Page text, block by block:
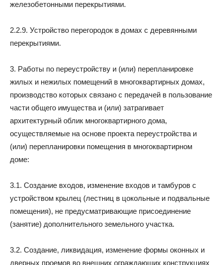
железобетонными перекрытиями.
2.2.9. Устройство перегородок в домах с деревянными
перекрытиями.
3. Работы по переустройству и (или) перепланировке
жилых и нежилых помещений в многоквартирных домах,
производство которых связано с передачей в пользование
части общего имущества и (или) затрагивает
архитектурный облик многоквартирного дома,
осуществляемые на основе проекта переустройства и
(или) перепланировки помещения в многоквартирном
доме:
3.1. Создание входов, изменение входов и тамбуров с
устройством крылец (лестниц в цокольные и подвальные
помещения), не предусматривающие присоединение
(занятие) дополнительного земельного участка.
3.2. Создание, ликвидация, изменение формы оконных и
дверных проемов во внешних ограждающих конструкциях